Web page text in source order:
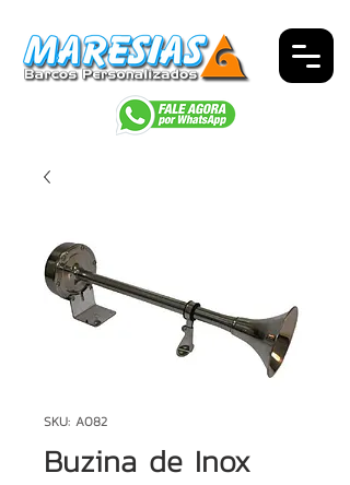
SKU: A082
Buzina de Inox